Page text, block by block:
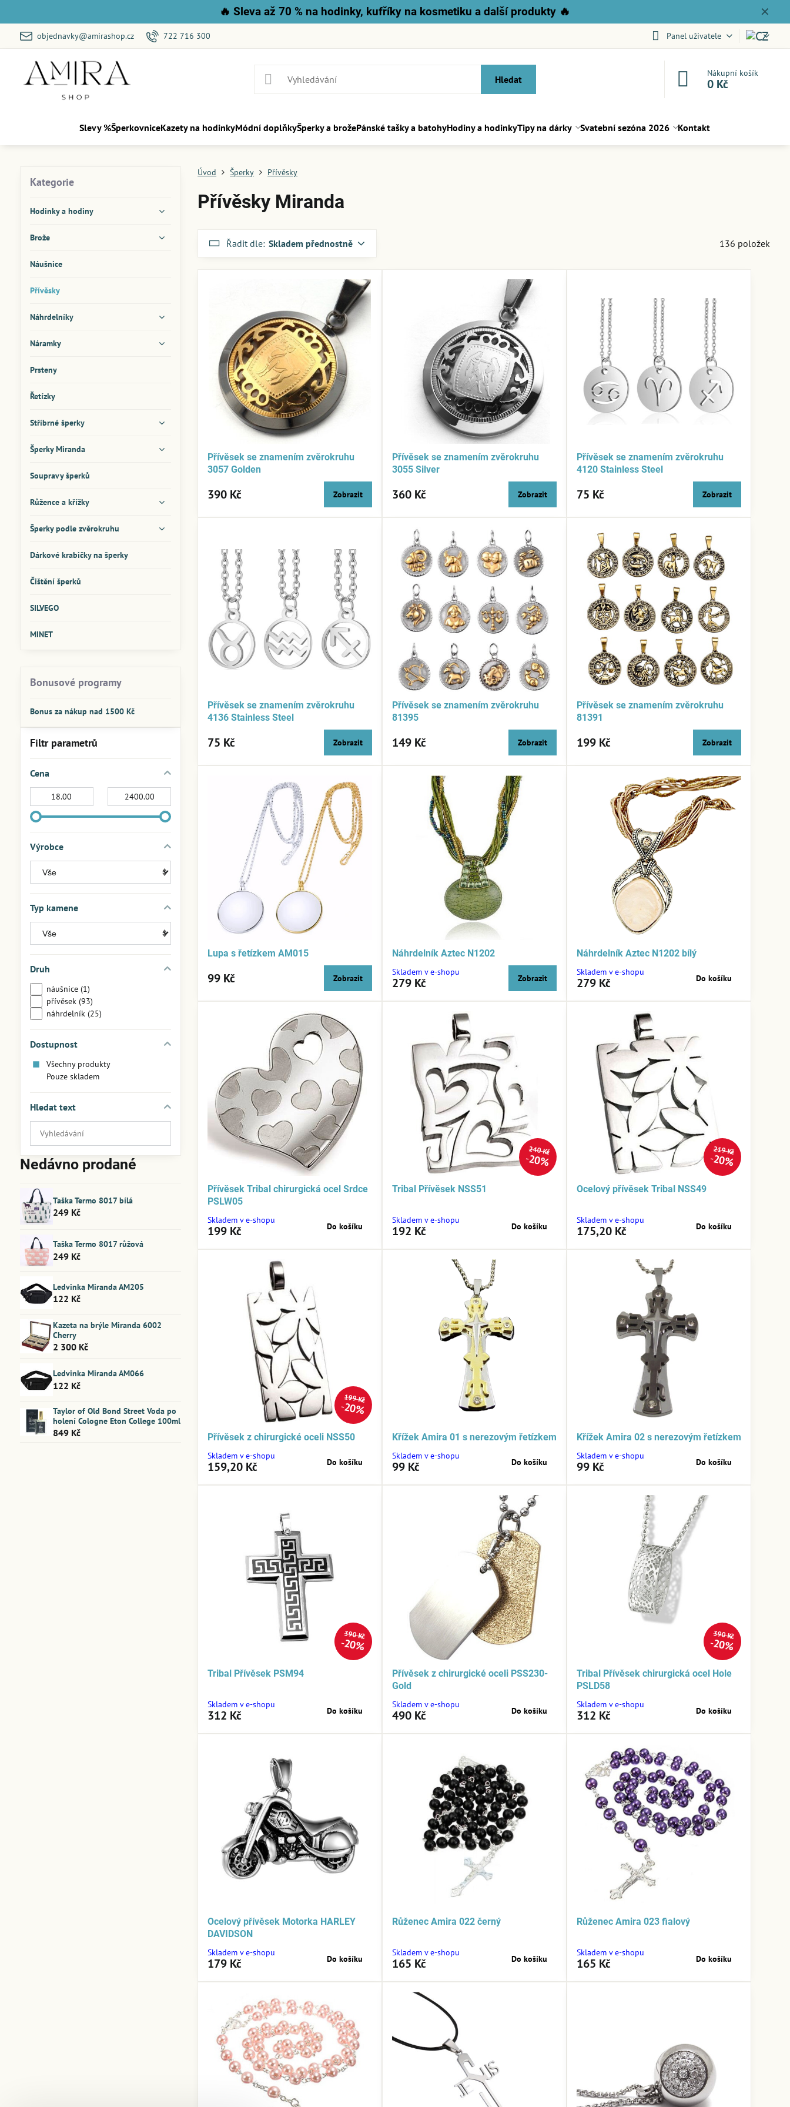
✕
🔥 Sleva až 70 % na hodinky, kufříky na kosmetiku a další produkty 🔥
objednavky@amirashop.cz 722 716 300 Panel uživatele
Hledat
Nákupní košík
0 Kč
Slevy %ŠperkovniceKazety na hodinkyMódní doplňkyŠperky a brožePánské tašky a batohyHodiny a hodinkyTipy na dárky Svatební sezóna 2026 Kontakt
Úvod Šperky Přívěsky
Přívěsky Miranda
Řadit dle: Skladem přednostně 136 položek
Přívěsek se znamením zvěrokruhu
3057 Golden
390 Kč Zobrazit
Přívěsek se znamením zvěrokruhu
3055 Silver
360 Kč Zobrazit
Přívěsek se znamením zvěrokruhu
4120 Stainless Steel
75 Kč Zobrazit
Přívěsek se znamením zvěrokruhu
4136 Stainless Steel
75 Kč Zobrazit
Přívěsek se znamením zvěrokruhu
81395
149 Kč Zobrazit
Přívěsek se znamením zvěrokruhu
81391
199 Kč Zobrazit
Lupa s řetízkem AM015
99 Kč Zobrazit
Náhrdelník Aztec N1202
Skladem v e-shopu
279 Kč Zobrazit
Náhrdelník Aztec N1202 bílý
Skladem v e-shopu
279 Kč Do košíku
Přívěsek Tribal chirurgická ocel Srdce
PSLW05
Skladem v e-shopu
199 Kč Do košíku
240 Kč
20%
Tribal Přívěsek NSS51
Skladem v e-shopu
192 Kč Do košíku
219 Kč
20%
Ocelový přívěsek Tribal NSS49
Skladem v e-shopu
175,20 Kč Do košíku
199 Kč
20%
Přívěsek z chirurgické oceli NSS50
Skladem v e-shopu
159,20 Kč Do košíku
Křížek Amira 01 s nerezovým řetízkem
Skladem v e-shopu
99 Kč Do košíku
Křížek Amira 02 s nerezovým řetízkem
Skladem v e-shopu
99 Kč Do košíku
390 Kč
20%
Tribal Přívěsek PSM94
Skladem v e-shopu
312 Kč Do košíku
Přívěsek z chirurgické oceli PSS230-
Gold
Skladem v e-shopu
490 Kč Do košíku
390 Kč
20%
Tribal Přívěsek chirurgická ocel Hole
PSLD58
Skladem v e-shopu
312 Kč Do košíku
Ocelový přívěsek Motorka HARLEY
DAVIDSON
Skladem v e-shopu
179 Kč Do košíku
Růženec Amira 022 černý
Skladem v e-shopu
165 Kč Do košíku
Růženec Amira 023 fialový
Skladem v e-shopu
165 Kč Do košíku
Filtr parametrů
Cena
Výrobce
Typ kamene
Druh
náušnice (1)
přívěsek (93)
náhrdelník (25)
Dostupnost
Všechny produkty
Pouze skladem
Hledat text
Prohledat
výsledky
filtru
fulltextem
Kategorie
Hodinky a hodiny
Brože
Náušnice
Přívěsky
Náhrdelníky
Náramky
Prsteny
Řetízky
Stříbrné šperky
Šperky Miranda
Soupravy šperků
Růžence a křížky
Šperky podle zvěrokruhu
Dárkové krabičky na šperky
Čištění šperků
SILVEGO
MINET
Bonusové programy
Bonus za nákup nad 1500 Kč
Nedávno prodané
Taška Termo 8017 bílá
249 Kč
Taška Termo 8017 růžová
249 Kč
Ledvinka Miranda AM205
122 Kč
Kazeta na brýle Miranda 6002
Cherry
2 300 Kč
Ledvinka Miranda AM066
122 Kč
Taylor of Old Bond Street Voda po
holení Cologne Eton College 100ml
849 Kč